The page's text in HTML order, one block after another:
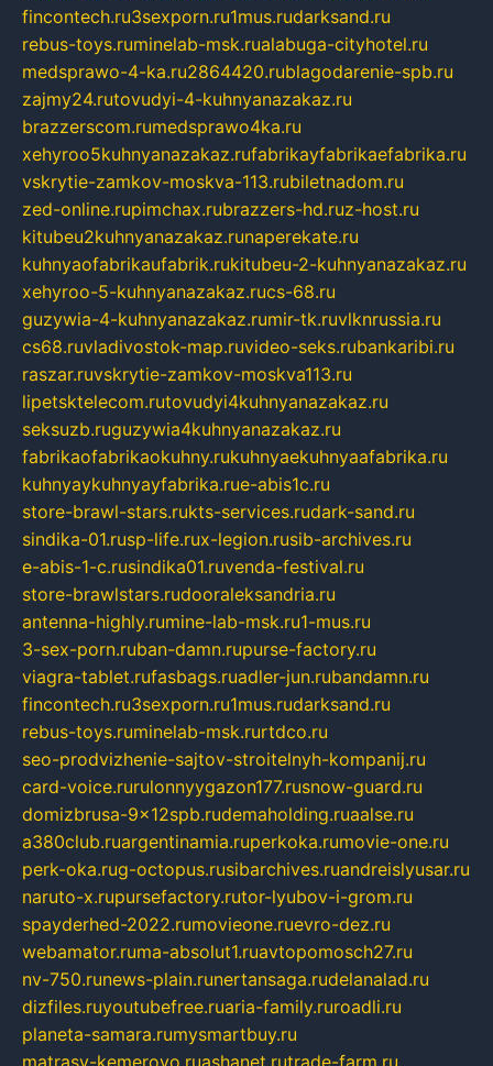
fincontech.ru3sexporn.ru1mus.rudarksand.ru
rebus-toys.ruminelab-msk.rualabuga-cityhotel.ru
medsprawo-4-ka.ru2864420.rublagodarenie-spb.ru
zajmy24.rutovudyi-4-kuhnyanazakaz.ru
brazzerscom.rumedsprawo4ka.ru
xehyroo5kuhnyanazakaz.rufabrikayfabrikaefabrika.ru
vskrytie-zamkov-moskva-113.rubiletnadom.ru
zed-online.rupimchax.rubrazzers-hd.ruz-host.ru
kitubeu2kuhnyanazakaz.runaperekate.ru
kuhnyaofabrikaufabrik.rukitubeu-2-kuhnyanazakaz.ru
xehyroo-5-kuhnyanazakaz.rucs-68.ru
guzywia-4-kuhnyanazakaz.rumir-tk.ruvlknrussia.ru
cs68.ruvladivostok-map.ruvideo-seks.rubankaribi.ru
raszar.ruvskrytie-zamkov-moskva113.ru
lipetsktelecom.rutovudyi4kuhnyanazakaz.ru
seksuzb.ruguzywia4kuhnyanazakaz.ru
fabrikaofabrikaokuhny.rukuhnyaekuhnyaafabrika.ru
kuhnyaykuhnyayfabrika.rue-abis1c.ru
store-brawl-stars.rukts-services.rudark-sand.ru
sindika-01.rusp-life.rux-legion.rusib-archives.ru
e-abis-1-c.rusindika01.ruvenda-festival.ru
store-brawlstars.rudooraleksandria.ru
antenna-highly.rumine-lab-msk.ru1-mus.ru
3-sex-porn.ruban-damn.rupurse-factory.ru
viagra-tablet.rufasbags.ruadler-jun.rubandamn.ru
fincontech.ru3sexporn.ru1mus.rudarksand.ru
rebus-toys.ruminelab-msk.rurtdco.ru
seo-prodvizhenie-sajtov-stroitelnyh-kompanij.ru
card-voice.rurulonnyygazon177.rusnow-guard.ru
domizbrusa-9x12spb.rudemaholding.ruaalse.ru
a380club.ruargentinamia.ruperkoka.rumovie-one.ru
perk-oka.rug-octopus.rusibarchives.ruandreislyusar.ru
naruto-x.rupursefactory.rutor-lyubov-i-grom.ru
spayderhed-2022.rumovieone.ruevro-dez.ru
webamator.ruma-absolut1.ruavtopomosch27.ru
nv-750.runews-plain.runertansaga.rudelanalad.ru
dizfiles.ruyoutubefree.ruaria-family.ruroadli.ru
planeta-samara.rumysmartbuy.ru